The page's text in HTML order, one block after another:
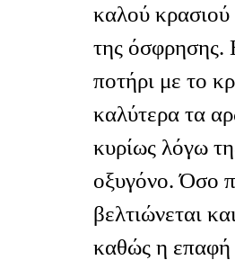
καλού κρασιού
της όσφρησης.
ποτήρι με το
καλύτερα τα
κυρίως λόγω
οξυγόνο. Όσο
βελτιώνεται
καθώς η επαφή